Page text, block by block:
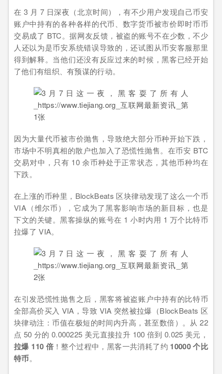
在 3 月 7 日深夜（北京时间），有不少用户发现自己币安
账户中持有的各种各样的代币、数字货币被市价即时币币
交易成了 BTC。据网友反馈，被盗的账号不在少数，不少
人还以为是币安系统错误导致的，还试图从币安客服那里
得到解释。当他们还没有反应过来的时候，黑客已经开始
了他们有组织、有预谋的行动。
因为大量代币被市价抛售，导致绝大部分币种开始下跌，
市场中不明真相的散户也加入了恐慌性抛售。在币安 BTC
交易对中，只有 10 余币种处于正常状态，其他币种均在
下跌。
在上涨的币种里，BlockBeats 区块律动发现了这么一个币
VIA（维尔币），它成为了黑客影响市场的新目标，也是
下文的关键。黑客操纵的账号在 1 小时内用 1 万个比特币
拉爆了 VIA。
在引发恐慌性抛售之后，黑客将被盗账户中持有的比特币
全部高价买入 VIA，导致 VIA 突然被拉爆（BlockBeats 区
块律动注：币值在极短的时间内升高，甚至数倍）。从 22
点 50 分的 0.000225 美元直接拉升 100 倍到 0.025 美元，
拉爆 110 倍！整个过程中，黑客一共消耗了约 10000 个比
特币。